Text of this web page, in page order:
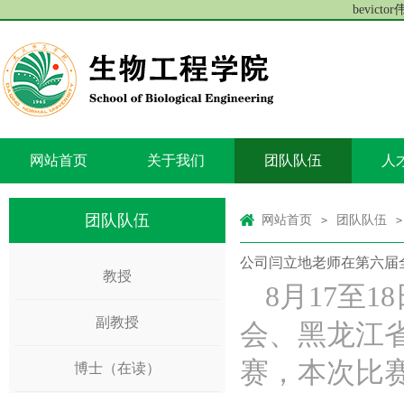
bevictor
网站首页 关于我们 团队队伍 人
团队队伍
教授
副教授
博士（在读）
网站首页 > 团队队伍 >
公司闫立地老师在第六
8月17至
会、黑龙江
赛，本次比